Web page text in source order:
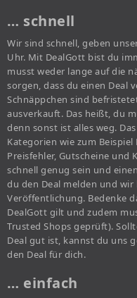
… schnell
Wir sind schnell, geben
Uhr. Mit DealGott bist du
musst weder lange auf die
sorgen, dass du einen Deal
Schnäppchen sind
ausverkauft. Das heißt, du
denn sonst ist alles weg.
Kategorien wie zum
Preisfehler, Gutscheine und
schnell genug sein und
du den Deal melden und
Veröffentlichung. Bedenke
DealGott gilt und zudem
Trusted Shops geprüft).
Deal gut ist, kannst du uns
den Deal für dich.
… einfach